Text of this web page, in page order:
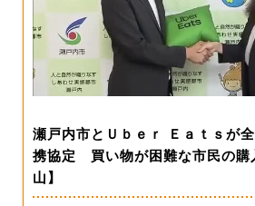
瀬戸内市とＵｂｅｒ Ｅａｔｓが
携協定 買い物が困難な市民の購
山】